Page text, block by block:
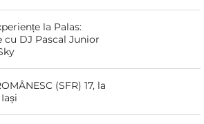
la Palas:
cu DJ Pascal Junior
(SFR) 17, la